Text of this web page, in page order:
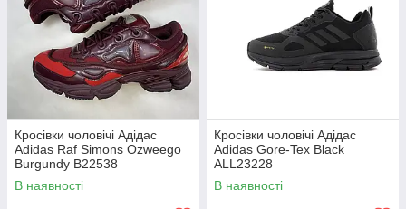
Кросівки чоловічі Адідас
Adidas Raf Simons Ozweego
Burgundy B22538
В наявності
Кросівки чоловічі Адідас
Adidas Gore-Tex Black
ALL23228
В наявності